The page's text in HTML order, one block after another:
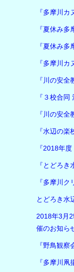
『多摩川
『夏休み
『夏休み
『多摩川
『川の安
『３校合
『川の安
『水辺の
『2018年
『とどろ
『多摩川
とどろき水
2018年3月
催のお知ら
『野鳥観察
『多摩川